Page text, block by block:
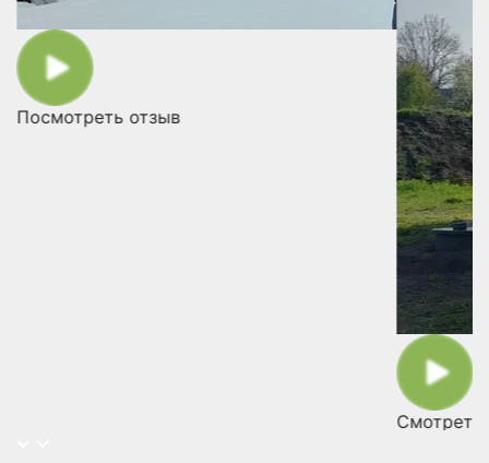
Посмотреть отзыв
Смотреть